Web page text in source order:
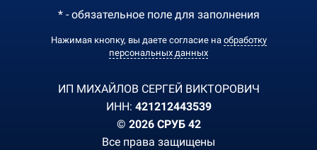
* - обязательное поле для заполнения
Нажимая кнопку, вы даете согласие на обработку
персональных данных
ИП МИХАЙЛОВ СЕРГЕЙ ВИКТОРОВИЧ
ИНН: 421212443539
© 2026 СРУБ 42
Все права защищены